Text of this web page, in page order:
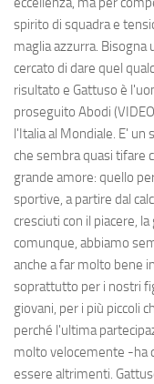
spirito di squadra e
maglia azzurra.
cercato di dare quel
risultato e Gattuso è
proseguito Abodi
l'Italia al Mondiale. E'
che sembra quasi tifare
grande amore: quello
sportive, a partire dal
cresciuti con il piacere,
comunque, abbiamo
anche a far molto bene
soprattutto per i nostri
giovani, per i più piccoli
perché l'ultima
molto velocemente -ha
essere altrimenti.